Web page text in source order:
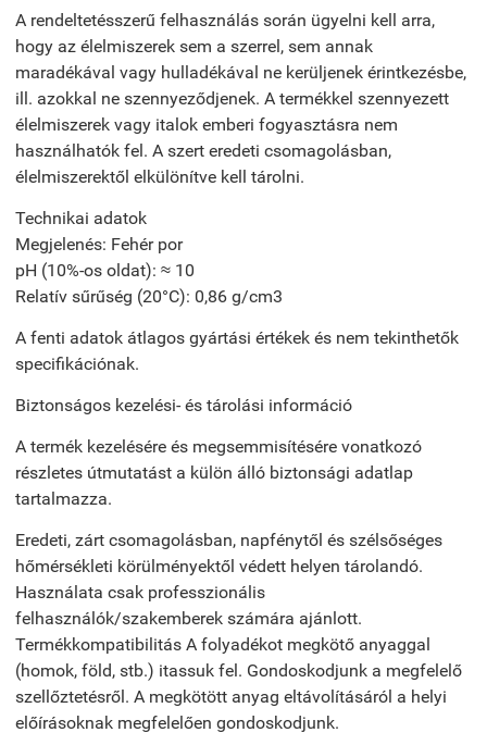
A rendeltetésszerű felhasználás során ügyelni kell arra,
hogy az élelmiszerek sem a szerrel, sem annak
maradékával vagy hulladékával ne kerüljenek érintkezésbe,
ill. azokkal ne szennyeződjenek. A termékkel szennyezett
élelmiszerek vagy italok emberi fogyasztásra nem
használhatók fel. A szert eredeti csomagolásban,
élelmiszerektől elkülönítve kell tárolni.
Technikai adatok
Megjelenés: Fehér por
pH (10%-os oldat): ≈ 10
Relatív sűrűség (20°C): 0,86 g/cm3
A fenti adatok átlagos gyártási értékek és nem tekinthetők
specifikációnak.
Biztonságos kezelési- és tárolási információ
A termék kezelésére és megsemmisítésére vonatkozó
részletes útmutatást a külön álló biztonsági adatlap
tartalmazza.
Eredeti, zárt csomagolásban, napfénytől és szélsőséges
hőmérsékleti körülményektől védett helyen tárolandó.
Használata csak professzionális
felhasználók/szakemberek számára ajánlott.
Termékkompatibilitás A folyadékot megkötő anyaggal
(homok, föld, stb.) itassuk fel. Gondoskodjunk a megfelelő
szellőztetésről. A megkötött anyag eltávolításáról a helyi
előírásoknak megfelelően gondoskodjunk.